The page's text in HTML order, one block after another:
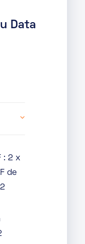
Data
: 2 x
de